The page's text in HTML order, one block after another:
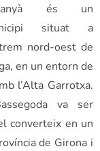
és un
situat a
nord-oest de
en un entorn de
l’Alta Garrotxa.
va ser
converteix en un
de Girona i